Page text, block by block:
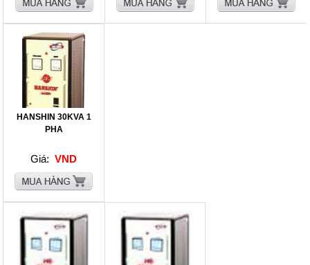
HANSHIN 30KVA 1
PHA
Giá: VND